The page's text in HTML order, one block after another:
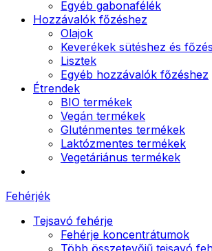
Egyéb gabonafélék
Hozzávalók főzéshez
Olajok
Keverékek sütéshez és
Lisztek
Egyéb hozzávalók főzéshez
Étrendek
BIO termékek
Vegán termékek
Gluténmentes termékek
Laktózmentes termékek
Vegetáriánus termékek
Fehérjék
Tejsavó fehérje
Fehérje koncentrátumok
Több összetevőjű tejsavó